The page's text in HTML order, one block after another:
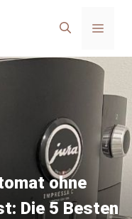
Menü
ohne
Die 5 Besten